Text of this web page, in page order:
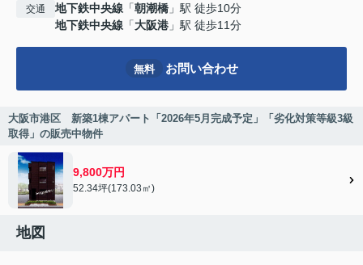
交通 地下鉄中央線 「朝潮橋 」駅 徒歩10分
地下鉄中央線 「大阪港 」駅 徒歩11分
無料 お問い合わせ
大阪市港区 新築1棟アパート「2026年5月完成予定」「劣化対策等級3級
取得」の販売中物件
9,800万円
52.34坪(173.03㎡)
地図